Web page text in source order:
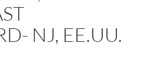
NJ, EE.UU.